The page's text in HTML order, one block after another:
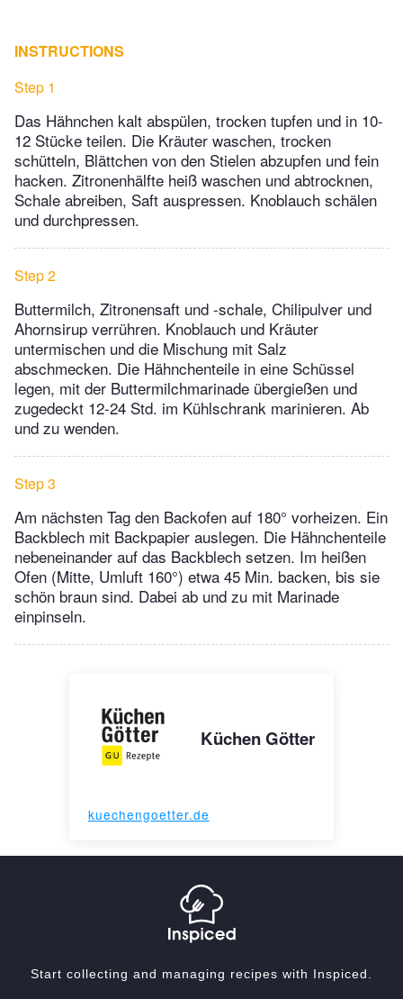
INSTRUCTIONS
Step 1
Das Hähnchen kalt abspülen, trocken tupfen und in 10-
12 Stücke teilen. Die Kräuter waschen, trocken
schütteln, Blättchen von den Stielen abzupfen und fein
hacken. Zitronenhälfte heiß waschen und abtrocknen,
Schale abreiben, Saft auspressen. Knoblauch schälen
und durchpressen.
Step 2
Buttermilch, Zitronensaft und -schale, Chilipulver und
Ahornsirup verrühren. Knoblauch und Kräuter
untermischen und die Mischung mit Salz
abschmecken. Die Hähnchenteile in eine Schüssel
legen, mit der Buttermilchmarinade übergießen und
zugedeckt 12-24 Std. im Kühlschrank marinieren. Ab
und zu wenden.
Step 3
Am nächsten Tag den Backofen auf 180° vorheizen. Ein
Backblech mit Backpapier auslegen. Die Hähnchenteile
nebeneinander auf das Backblech setzen. Im heißen
Ofen (Mitte, Umluft 160°) etwa 45 Min. backen, bis sie
schön braun sind. Dabei ab und zu mit Marinade
einpinseln.
Küchen Götter
kuechengoetter.de
Start collecting and managing recipes with Inspiced.